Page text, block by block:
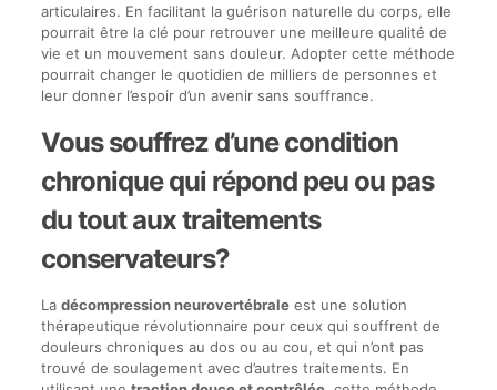
articulaires. En facilitant la guérison naturelle du corps, elle
pourrait être la clé pour retrouver une meilleure qualité de
vie et un mouvement sans douleur. Adopter cette méthode
pourrait changer le quotidien de milliers de personnes et
leur donner l’espoir d’un avenir sans souffrance.
Vous souffrez d’une condition
chronique qui répond peu ou pas
du tout aux traitements
conservateurs?
La décompression neurovertébraleest une solution
thérapeutique révolutionnaire pour ceux qui souffrent de
douleurs chroniques au dos ou au cou, et qui n’ont pas
trouvé de soulagement avec d’autres traitements. En